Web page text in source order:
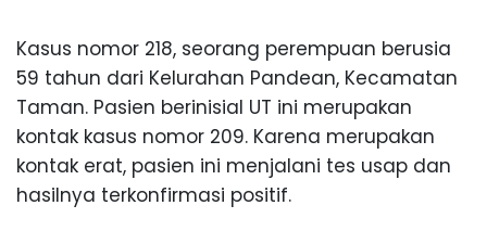
Kasus nomor 218, seorang perempuan berusia
59 tahun dari Kelurahan Pandean, Kecamatan
Taman. Pasien berinisial UT ini merupakan
kontak kasus nomor 209. Karena merupakan
kontak erat, pasien ini menjalani tes usap dan
hasilnya terkonfirmasi positif.